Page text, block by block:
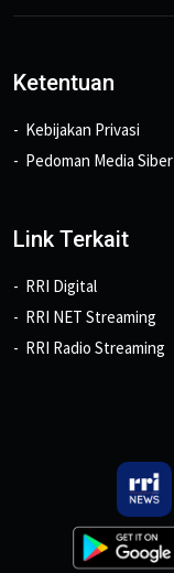
Ketentuan
Kebijakan Privasi
Pedoman Media Siber
Link Terkait
RRI Digital
RRI NET Streaming
RRI Radio Streaming